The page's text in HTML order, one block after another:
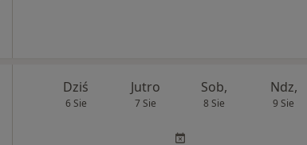
Dziś
6 Sie
Jutro
7 Sie
Sob,
8 Sie
Ndz,
9 Sie